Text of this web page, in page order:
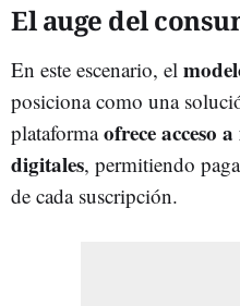
El auge del
En este escenario, el
posiciona como una
plataformaofrece acceso
digitales, permitiendo
de cada suscripción.